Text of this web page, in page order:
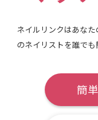
ネイルリンクはあな
のネイリストを誰でも
簡